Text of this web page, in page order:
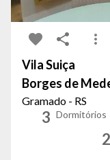
Vila Suiça
Borges de
Gramado - RS
3 Dormitórios
2